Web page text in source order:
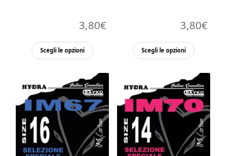
3,80€
Scegli le opzioni
Questo
ha
più
varianti.
Le
opzioni
possono
essere
3,80€
Scegli le opzioni
Questo
ha
più
varianti.
Le
opzioni
possono
essere